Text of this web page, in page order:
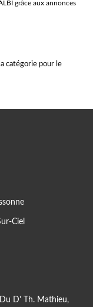
grâce aux annonces
catégorie pour le
Ciel
D' Th. Mathieu,